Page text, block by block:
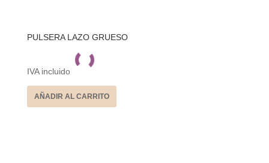
PULSERA LAZO GRUESO
IVA incluido
AÑADIR AL CARRITO